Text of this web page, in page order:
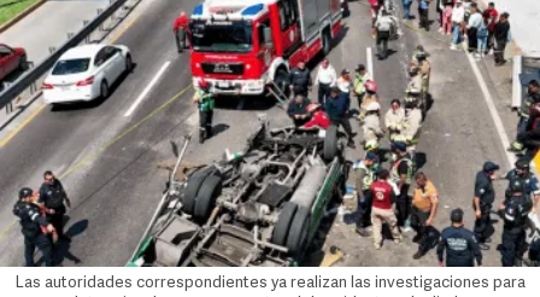
Las autoridades correspondientes ya realizan las investigaciones para